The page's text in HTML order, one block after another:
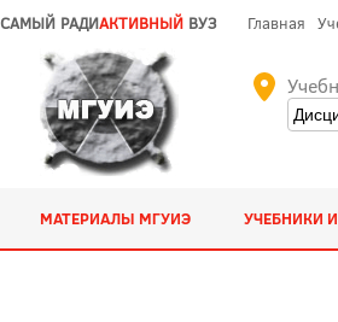
САМЫЙ РАДИАКТИВНЫЙ ВУЗ Главная
МАТЕРИАЛЫ МГУИЭ УЧЕБНИКИ